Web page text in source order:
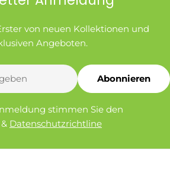
von neuen Kollektionen und
Angeboten.
Abonnieren
stimmen Sie den
& Datenschutzrichtline